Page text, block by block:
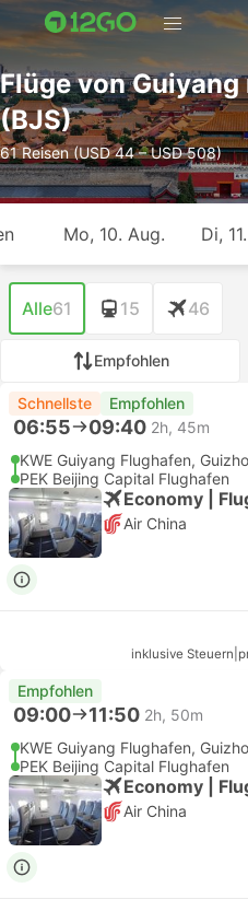
Flüge von
(BJS)
61 Reisen (USD 44 – USD 508)
Mo, 10. Aug. Di,
Alle61 15 46
Empfohlen
Schnellste Empfohlen
06:55 09:40 2h, 45m
KWE Guiyang Flughafen,
PEK Beijing Capital Flughafen
Economy |
Air China
inklusive Steuern
Empfohlen
09:00 11:50 2h, 50m
KWE Guiyang Flughafen,
PEK Beijing Capital Flughafen
Economy |
Air China